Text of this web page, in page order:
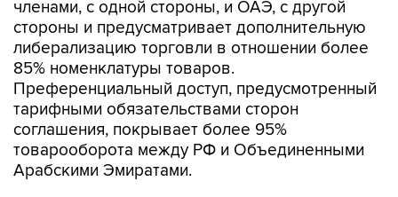
членами, с одной стороны, и ОАЭ, с другой
стороны и предусматривает дополнительную
либерализацию торговли в отношении более
85% номенклатуры товаров.
Преференциальный доступ, предусмотренный
тарифными обязательствами сторон
соглашения, покрывает более 95%
товарооборота между РФ и Объединенными
Арабскими Эмиратами.